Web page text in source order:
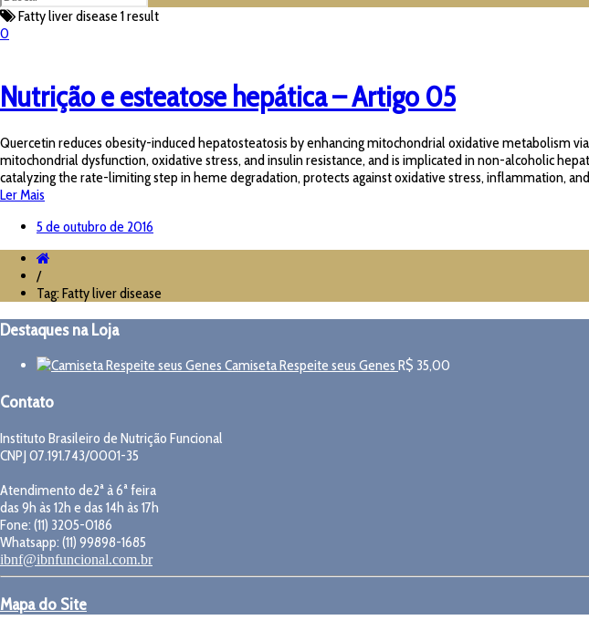
Fatty liver disease 1 result
0
Nutrição e esteatose hepática – Artigo 05
Quercetin reduces obesity-induced hepatosteatosis by enhancing mitochondrial oxidative metabolism
mitochondrial dysfunction, oxidative stress, and insulin resistance, and is implicated in non-alcoholic
catalyzing the rate-limiting step in heme degradation, protects against oxidative stress, inflammation,
Ler Mais
5 de outubro de 2016
/
Tag: Fatty liver disease
Destaques na Loja
Camiseta Respeite seus Genes R$ 35,00
Contato
Instituto Brasileiro de Nutrição Funcional
CNPJ 07.191.743/0001-35
Atendimento de2ª à 6ª feira
das 9h às 12h e das 14h às 17h
Fone: (11) 3205-0186
Whatsapp: (11) 99898-1685
ibnf@ibnfuncional.com.br
Mapa do Site